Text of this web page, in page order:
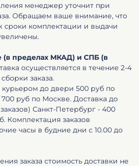
менеджер уточнит при
Обращаем ваше внимание, что
сроки комплектации и выдачи
(в пределах МКАД) и СПБ (в
осуществляется в течение 2-4
заказа.
курьером до двери 500 руб по
руб по Москве. Доставка до
Санкт-Петербург - 400
Комплектация заказов
часы в будние дни с 10.00 до
заказа стоимость доставки не